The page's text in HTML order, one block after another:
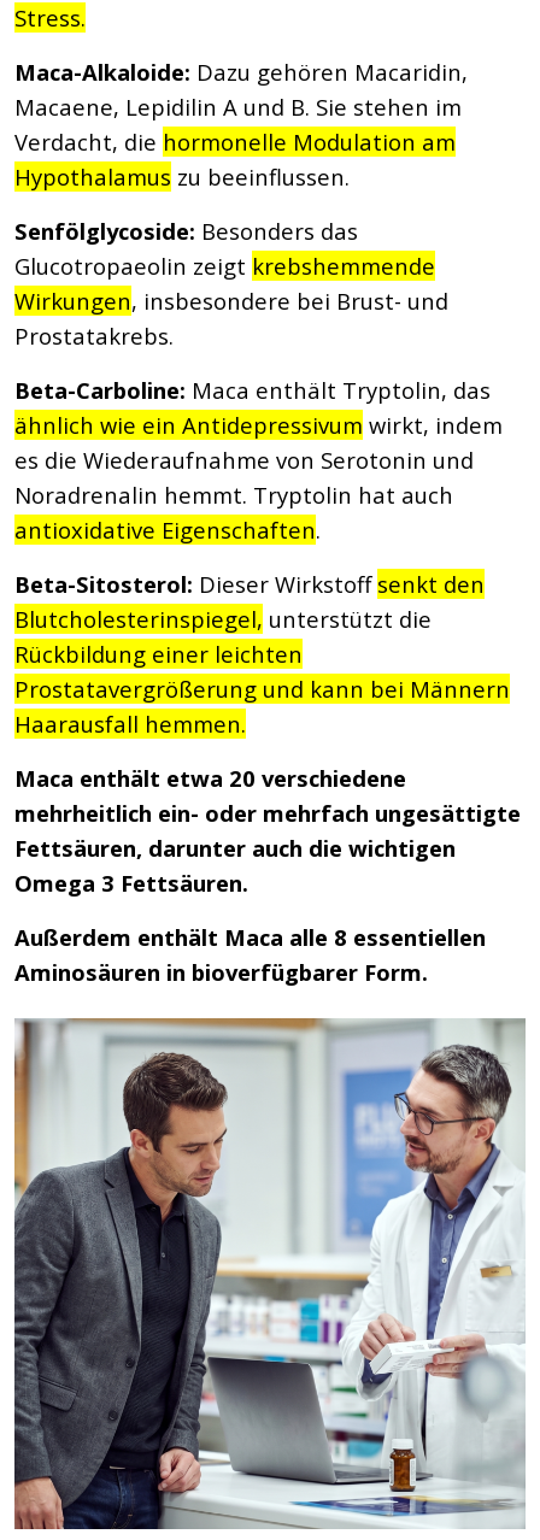
Stress.
Maca-Alkaloide: Dazu gehören Macaridin,
Macaene, Lepidilin A und B. Sie stehen im
Verdacht, die hormonelle Modulation am
Hypothalamus zu beeinflussen.
Senfölglycoside: Besonders das
Glucotropaeolin zeigt krebshemmende
Wirkungen, insbesondere bei Brust- und
Prostatakrebs.
Beta-Carboline: Maca enthält Tryptolin, das
ähnlich wie ein Antidepressivum wirkt, indem
es die Wiederaufnahme von Serotonin und
Noradrenalin hemmt. Tryptolin hat auch
antioxidative Eigenschaften.
Beta-Sitosterol: Dieser Wirkstoff senkt den
Blutcholesterinspiegel, unterstützt die
Rückbildung einer leichten
Prostatavergrößerung und kann bei Männern
Haarausfall hemmen.
Maca enthält etwa 20 verschiedene
mehrheitlich ein- oder mehrfach ungesättigte
Fettsäuren, darunter auch die wichtigen
Omega 3 Fettsäuren.
Außerdem enthält Maca alle 8 essentiellen
Aminosäuren in bioverfügbarer Form.